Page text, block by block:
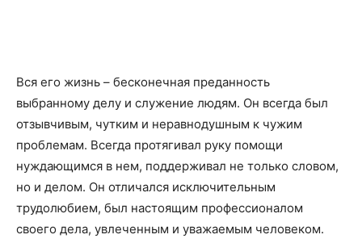
Вся его жизнь – бесконечная преданность
выбранному делу и служение людям. Он всегда был
отзывчивым, чутким и неравнодушным к чужим
проблемам. Всегда протягивал руку помощи
нуждающимся в нем, поддерживал не только словом,
но и делом. Он отличался исключительным
трудолюбием, был настоящим профессионалом
своего дела, увлеченным и уважаемым человеком.